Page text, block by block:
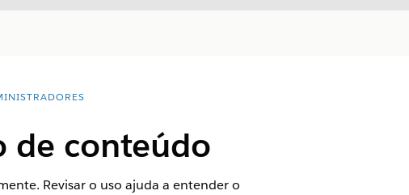
de conteúdo
Revisar o uso ajuda a entender o